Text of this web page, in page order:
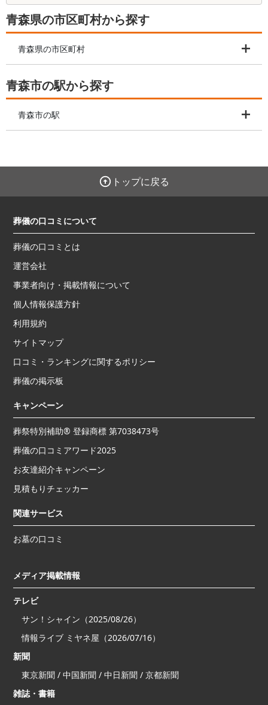
青森県の市区町村から探す
青森県の市区町村
青森市の駅から探す
青森市の駅
トップに戻る
葬儀の口コミについて
葬儀の口コミとは
運営会社
事業者向け・掲載情報について
個人情報保護方針
利用規約
サイトマップ
口コミ・ランキングに関するポリシー
葬儀の掲示板
キャンペーン
葬祭特別補助® 登録商標 第7038473号
葬儀の口コミアワード2025
お友達紹介キャンペーン
見積もりチェッカー
関連サービス
お墓の口コミ
メディア掲載情報
テレビ
サン！シャイン（2025/08/26）
情報ライブ ミヤネ屋（2026/07/16）
新聞
東京新聞 / 中国新聞 / 中日新聞 / 京都新聞
雑誌・書籍